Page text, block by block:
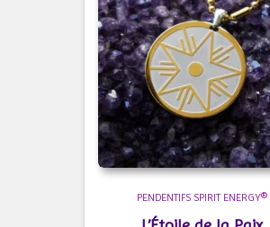
PENDENTIFS SPIRIT ENERGY®